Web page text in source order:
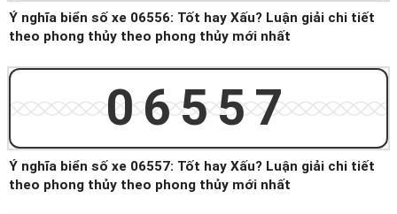
Ý nghĩa biển số xe 06556: Tốt hay Xấu? Luận giải chi tiết
theo phong thủy theo phong thủy mới nhất
06557
Ý nghĩa biển số xe 06557: Tốt hay Xấu? Luận giải chi tiết
theo phong thủy theo phong thủy mới nhất